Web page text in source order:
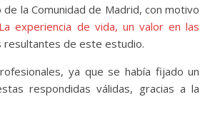
la Comunidad de Madrid, con motivo
experiencia de vida, un valor en las
de este estudio.
ya que se había fijado un
respondidas válidas, gracias a la